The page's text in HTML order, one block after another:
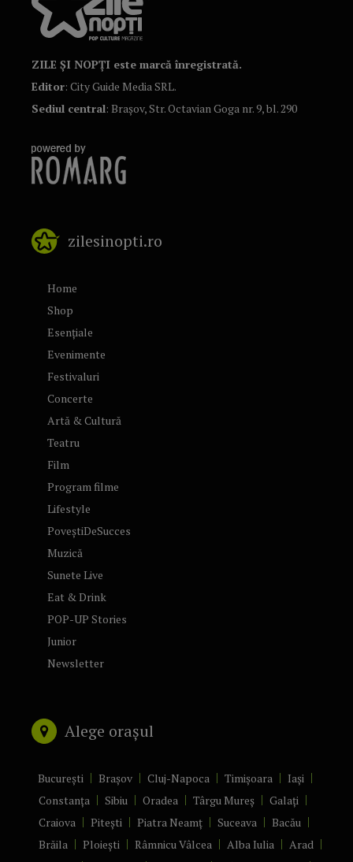
ZILE ȘI NOPȚI este marcă înregistrată.
Editor: City Guide Media SRL.
Sediul central: Brașov, Str. Octavian Goga nr. 9, bl. 290
zilesinopti.ro
Home
Shop
Esențiale
Evenimente
Festivaluri
Concerte
Artă & Cultură
Teatru
Film
Program filme
Lifestyle
PoveștiDeSucces
Muzică
Sunete Live
Eat & Drink
POP-UP Stories
Junior
Newsletter
Alege orașul
București Brașov Cluj-Napoca Timișoara
Iași
Constanța
Sibiu Oradea Târgu Mureș
Galați
Craiova
Pitești Piatra Neamț Suceava
Bacău
Brăila
Ploiești Râmnicu Vâlcea Alba Iulia
Arad